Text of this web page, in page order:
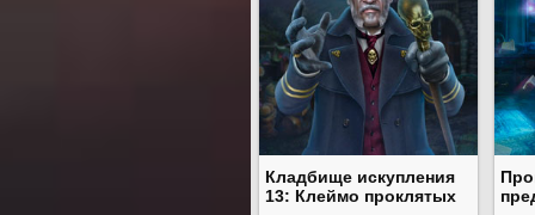
Кладбище искупления
13: Клеймо проклятых